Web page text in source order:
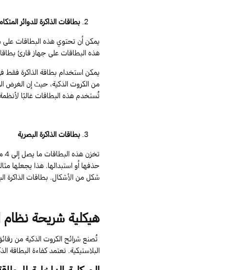
بطاقات الذاكرة للدوائر
يمكن أن تحتوي هذه البطاقات
هذه البطاقات على جهاز قارئ
يمكن استخدام بطاقة الذاكرة فقط
من الكروت الذكية، حيث إن الغرض
تُستخدم هذه البطاقات غالبًا
بطاقات الذاكرة البصرية
تخزن هذه البطاقات ما يصل إلى4
حذفها أو استبدالها. هذا يجعلها
شكل من الأشكال. بطاقات الذاكرة
هيكليةشريحةنظام
تُصنع شرائح الكروت الذكية من
البلاستيكية. تعتمد كفاءة البطاقة